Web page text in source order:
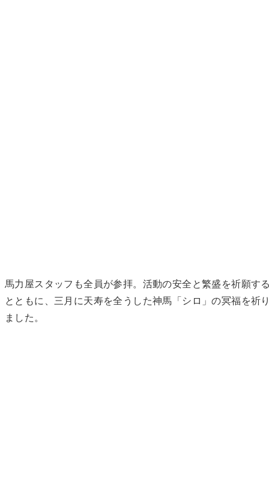
馬力屋スタッフも全員が参拝。活動の安全と繁盛を祈願す
とともに、三月に天寿を全うした神馬「シロ」の冥福を祈
ました。